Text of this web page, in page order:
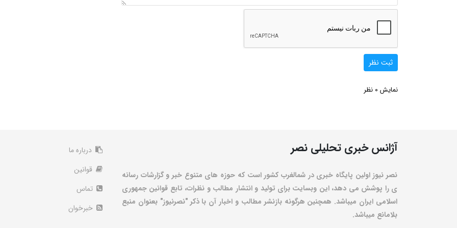
ثبت نظر
نمایش 0 نظر
آژانس خبری تحلیلی نصر
نصر نیوز اولین پایگاه خبری در شمالغرب کشور است که حوزه های متنوع خبر و گزارشات رسانه
ی را پوشش می دهد، این وبسایت برای تولید و انتشار مطالب و نظرات، تابع قوانین جمهوری
اسلامی ایران میباشد. همچنین هرگونه بازنشر مطالب و اخبار آن با ذکر "نصرنیوز" بعنوان منبع
بلامانع میباشد.
درباره ما
قوانین
تماس
خبرخوان